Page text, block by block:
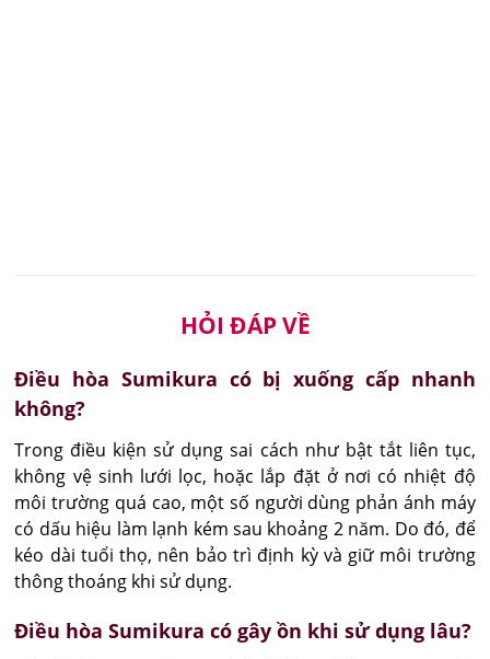
HỎI ĐÁP VỀ
Điều hòa Sumikura có bị xuống cấp nhanh
không?
Trong điều kiện sử dụng sai cách như bật tắt liên tục,
không vệ sinh lưới lọc, hoặc lắp đặt ở nơi có nhiệt độ
môi trường quá cao, một số người dùng phản ánh máy
có dấu hiệu làm lạnh kém sau khoảng 2 năm. Do đó, để
kéo dài tuổi thọ, nên bảo trì định kỳ và giữ môi trường
thông thoáng khi sử dụng.
Điều hòa Sumikura có gây ồn khi sử dụng lâu?